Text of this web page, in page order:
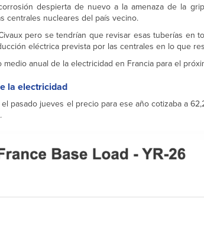
despierta de nuevo a la amenaza de la
centrales nucleares del país vecino.
pero se tendrían que revisar esas tuberías en
eléctrica prevista por las centrales en lo que
medio anual de la electricidad en Francia para el
la electricidad
el pasado jueves el precio para ese año cotizaba a